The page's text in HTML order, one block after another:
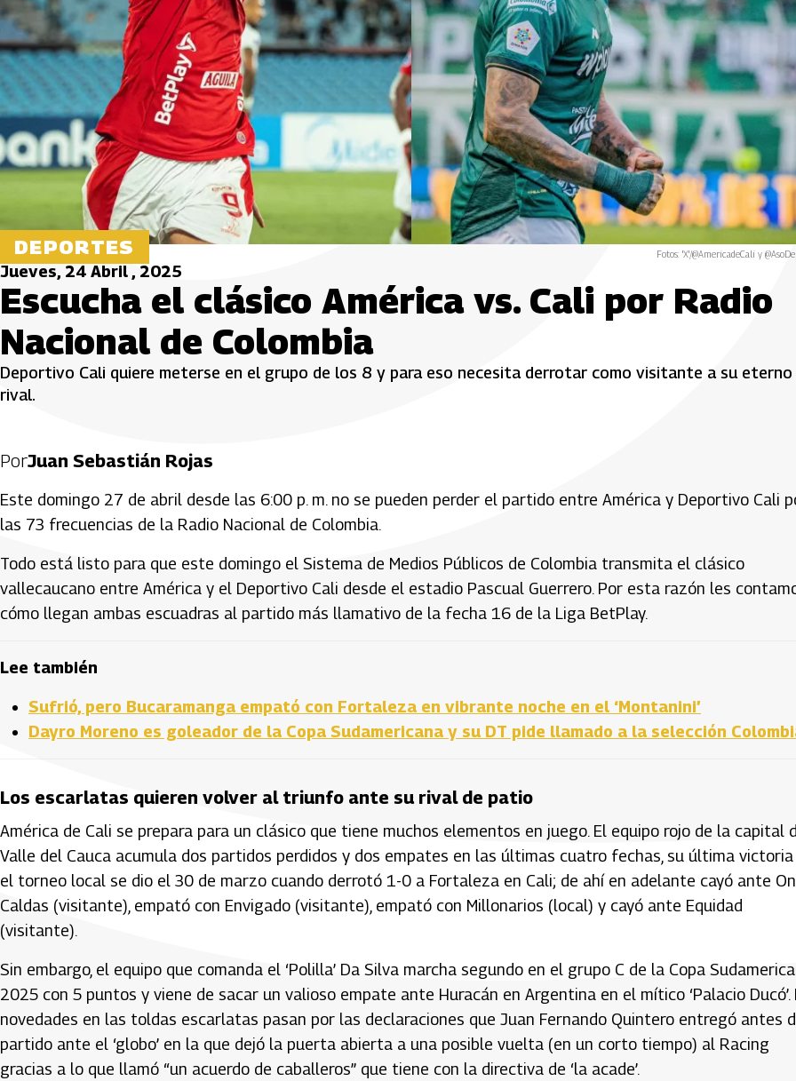
DEPORTES Fotos: 'X'/@AmericadeCali y
Jueves, 24 Abril , 2025
Escucha el clásico América vs. Cali por Radio
Nacional de Colombia
Deportivo Cali quiere meterse en el grupo de los 8 y para eso necesita derrotar como visitante a su eterno
rival.
PorJuan Sebastián Rojas
Este domingo 27 de abril desde las 6:00 p. m. no se pueden perder el partido entre América y Deportivo Cali
las 73 frecuencias de la Radio Nacional de Colombia.
Todo está listo para que este domingo el Sistema de Medios Públicos de Colombia transmita el clásico
vallecaucano entre América y el Deportivo Cali desde el estadio Pascual Guerrero. Por esta razón les
cómo llegan ambas escuadras al partido más llamativo de la fecha 16 de la Liga BetPlay.
Lee también
Sufrió, pero Bucaramanga empató con Fortaleza en vibrante noche en el ‘Montanini’
Dayro Moreno es goleador de la Copa Sudamericana y su DT pide llamado a la selección
Los escarlatas quieren volver al triunfo ante su rival de patio
América de Cali se prepara para un clásico que tiene muchos elementos en juego. El equipo rojo de la capital
Valle del Cauca acumula dos partidos perdidos y dos empates en las últimas cuatro fechas, su última
el torneo local se dio el 30 de marzo cuando derrotó 1-0 a Fortaleza en Cali; de ahí en adelante cayó ante
Caldas (visitante), empató con Envigado (visitante), empató con Millonarios (local) y cayó ante Equidad
(visitante).
Sin embargo, el equipo que comanda el ‘Polilla’ Da Silva marcha segundo en el grupo C de la Copa
2025 con 5 puntos y viene de sacar un valioso empate ante Huracán en Argentina en el mítico ‘Palacio Ducó’.
novedades en las toldas escarlatas pasan por las declaraciones que Juan Fernando Quintero entregó antes
partido ante el ‘globo’ en la que dejó la puerta abierta a una posible vuelta (en un corto tiempo) al Racing
gracias a lo que llamó “un acuerdo de caballeros” que tiene con la directiva de ‘la acade’.